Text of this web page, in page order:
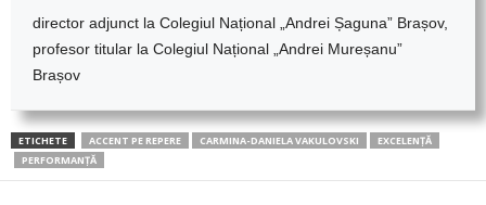
director adjunct la Colegiul Național „Andrei Șaguna” Brașov,
profesor titular la Colegiul Național „Andrei Mureșanu”
Brașov
ETICHETE ACCENT PE REPERE CARMINA-DANIELA VAKULOVSKI
EXCELENȚĂ
PERFORMANȚĂ